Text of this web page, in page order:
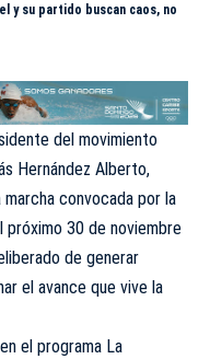
y su partido buscan caos, no
del movimiento
Hernández Alberto,
convocada por la
próximo 30 de noviembre
de generar
el avance que vive la
el programa La